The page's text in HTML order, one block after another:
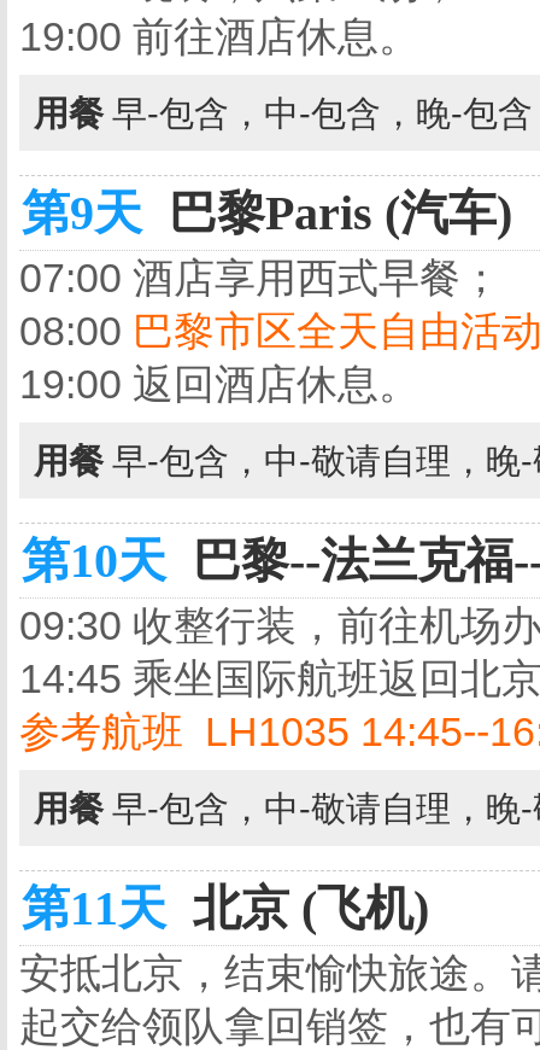
19:00 前往酒店休息。
用餐 早-包含，中-包含，晚-包
第9天 巴黎Paris (汽车)
07:00 酒店享用西式早餐；
08:00 巴黎市区全天自由活
19:00 返回酒店休息。
用餐 早-包含，中-敬请自理，晚
第10天 巴黎--法兰克福
09:30 收整行装，前往机场
14:45 乘坐国际航班返回北
参考航班 LH1035 14:45--
用餐 早-包含，中-敬请自理，晚
第11天 北京 (飞机)
安抵北京，结束愉快旅途。
起交给领队拿回销签，也有